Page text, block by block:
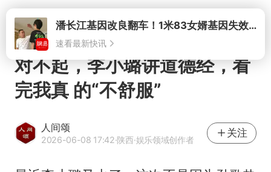
打开
对不起，李小璐讲道德经，看
完我真 的“不舒服”
人间颂
2026-06-08 17:42·陕西·娱乐领域创作者
关注